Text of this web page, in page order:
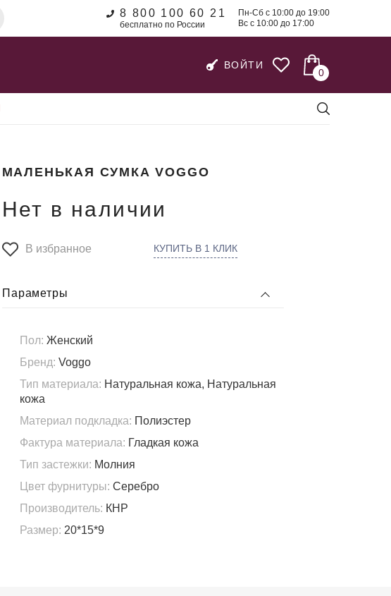
8 800 100 60 21
бесплатно по России
Пн-Сб с 10:00 до 19:00
Вс с 10:00 до 17:00
ВОЙТИ
0
МАЛЕНЬКАЯ СУМКА VOGGO
Нет в наличии
В избранное КУПИТЬ В 1 КЛИК
Параметры
Пол: Женский
Бренд: Voggo
Тип материала: Натуральная кожа, Натуральная
кожа
Материал подкладка: Полиэстер
Фактура материала: Гладкая кожа
Тип застежки: Молния
Цвет фурнитуры: Серебро
Производитель: КНР
Размер: 20*15*9